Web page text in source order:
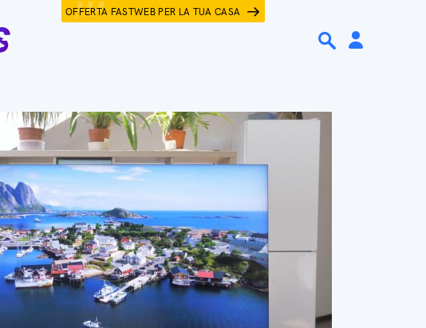
OFFERTA FASTWEB PER LA TUA CASA